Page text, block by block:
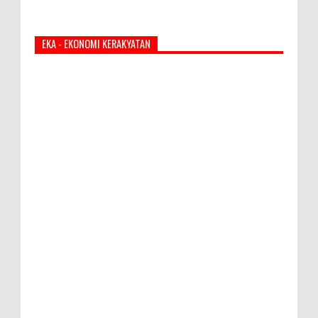
EKA - EKONOMI KERAKYATAN